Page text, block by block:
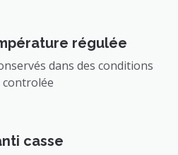
régulée
dans des conditions
casse